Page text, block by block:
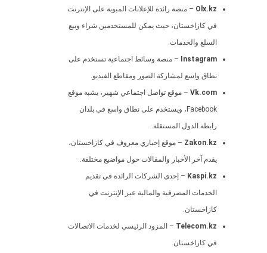
Olx.kz – منصة رائدة للإعلانات المبوبة على الإنترنت
في كازاخستان، حيث يمكن للمستخدمين شراء وبيع
السلع والخدمات.
Instagram
– منصة وسائط اجتماعية تستخدم على
نطاق واسع لمشاركة الصور ومقاطع الفيديو.
Vk.com – موقع تواصل اجتماعي شهير، يشبه موقع
Facebook، ويستخدم على نطاق واسع في بلدان
رابطة الدول المستقلة.
Zakon.kz – موقع إخباري معروف في كازاخستان،
يقدم آخر الأخبار والمقالات حول مواضيع مختلفة.
Kaspi.kz – إحدى الشركات الرائدة في تقديم
الخدمات المصرفية والمالية عبر الإنترنت في
كازاخستان.
Telecom.kz – المزود الرئيسي لخدمات الاتصالات
في كازاخستان.